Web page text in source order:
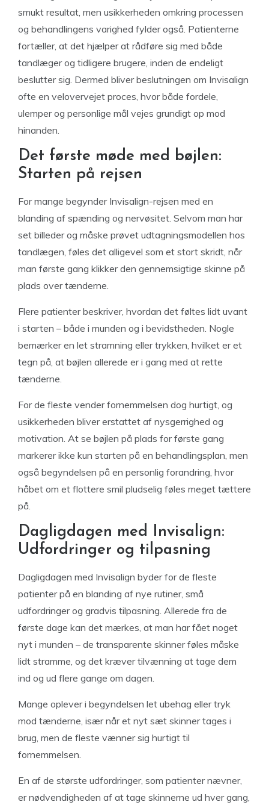
smukt resultat, men usikkerheden omkring processen
og behandlingens varighed fylder også. Patienterne
fortæller, at det hjælper at rådføre sig med både
tandlæger og tidligere brugere, inden de endeligt
beslutter sig. Dermed bliver beslutningen om Invisalign
ofte en velovervejet proces, hvor både fordele,
ulemper og personlige mål vejes grundigt op mod
hinanden.
Det første møde med bøjlen:
Starten på rejsen
For mange begynder Invisalign-rejsen med en
blanding af spænding og nervøsitet. Selvom man har
set billeder og måske prøvet udtagningsmodellen hos
tandlægen, føles det alligevel som et stort skridt, når
man første gang klikker den gennemsigtige skinne på
plads over tænderne.
Flere patienter beskriver, hvordan det føltes lidt uvant
i starten – både i munden og i bevidstheden. Nogle
bemærker en let stramning eller trykken, hvilket er et
tegn på, at bøjlen allerede er i gang med at rette
tænderne.
For de fleste vender fornemmelsen dog hurtigt, og
usikkerheden bliver erstattet af nysgerrighed og
motivation. At se bøjlen på plads for første gang
markerer ikke kun starten på en behandlingsplan, men
også begyndelsen på en personlig forandring, hvor
håbet om et flottere smil pludselig føles meget tættere
på.
Dagligdagen med Invisalign:
Udfordringer og tilpasning
Dagligdagen med Invisalign byder for de fleste
patienter på en blanding af nye rutiner, små
udfordringer og gradvis tilpasning. Allerede fra de
første dage kan det mærkes, at man har fået noget
nyt i munden – de transparente skinner føles måske
lidt stramme, og det kræver tilvænning at tage dem
ind og ud flere gange om dagen.
Mange oplever i begyndelsen let ubehag eller tryk
mod tænderne, især når et nyt sæt skinner tages i
brug, men de fleste vænner sig hurtigt til
fornemmelsen.
En af de største udfordringer, som patienter nævner,
er nødvendigheden af at tage skinnerne ud hver gang,